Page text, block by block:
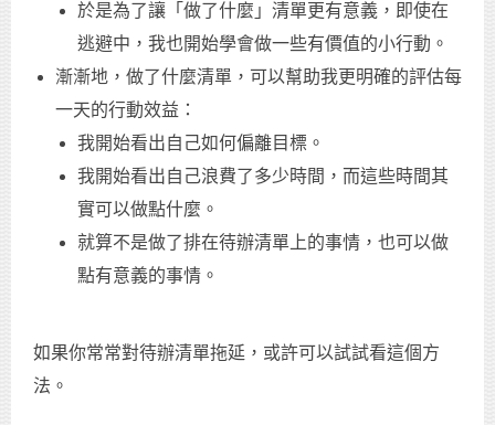
於是為了讓「做了什麼」清單更有意義，即使在
逃避中，我也開始學會做一些有價值的小行動。
漸漸地，做了什麼清單，可以幫助我更明確的評估每
一天的行動效益：
我開始看出自己如何偏離目標。
我開始看出自己浪費了多少時間，而這些時間其
實可以做點什麼。
就算不是做了排在待辦清單上的事情，也可以做
點有意義的事情。
如果你常常對待辦清單拖延，或許可以試試看這個方
法。